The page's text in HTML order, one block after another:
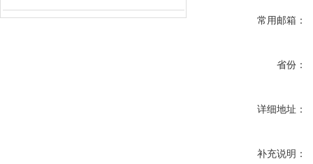
常用邮箱：
省份：
详细地址：
补充说明：